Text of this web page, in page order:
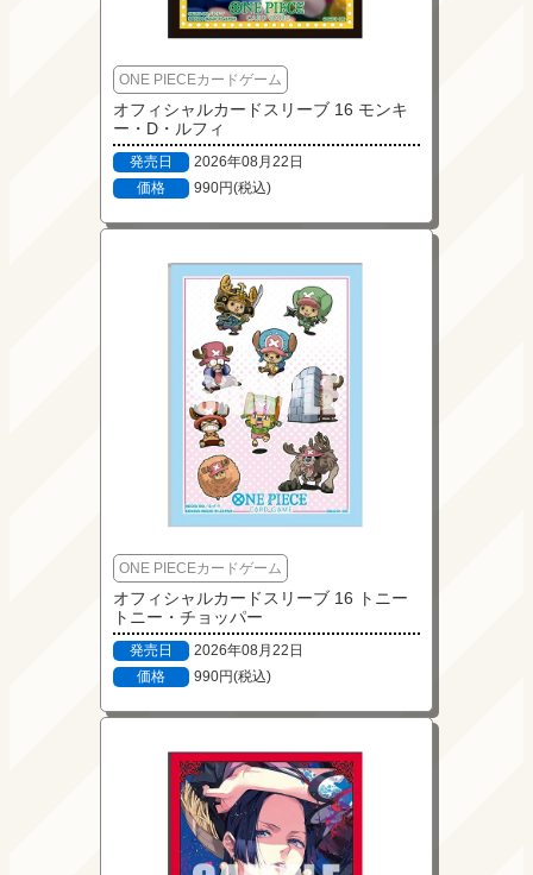
ONE PIECEカードゲーム
オフィシャルカードスリーブ 16 モンキ
ー・D・ルフィ
発売日
2026年08月22日
価格
990円(税込)
ONE PIECEカードゲーム
オフィシャルカードスリーブ 16 トニー
トニー・チョッパー
発売日
2026年08月22日
価格
990円(税込)